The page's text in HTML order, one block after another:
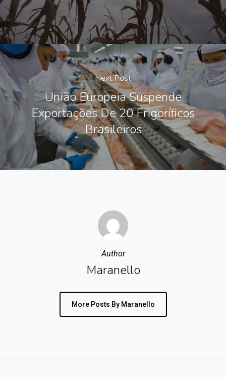
Next Post
União Europeia Suspende
Exportações De 20 Frigoríficos
Brasileiros
Author
Maranello
More Posts By Maranello